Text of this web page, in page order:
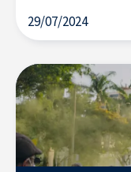
29/07/2024